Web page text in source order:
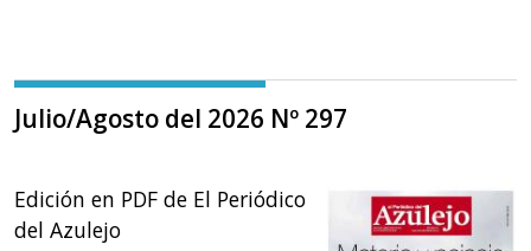
Julio/Agosto del 2026 Nº 297
Edición en PDF de El Periódico
del Azulejo